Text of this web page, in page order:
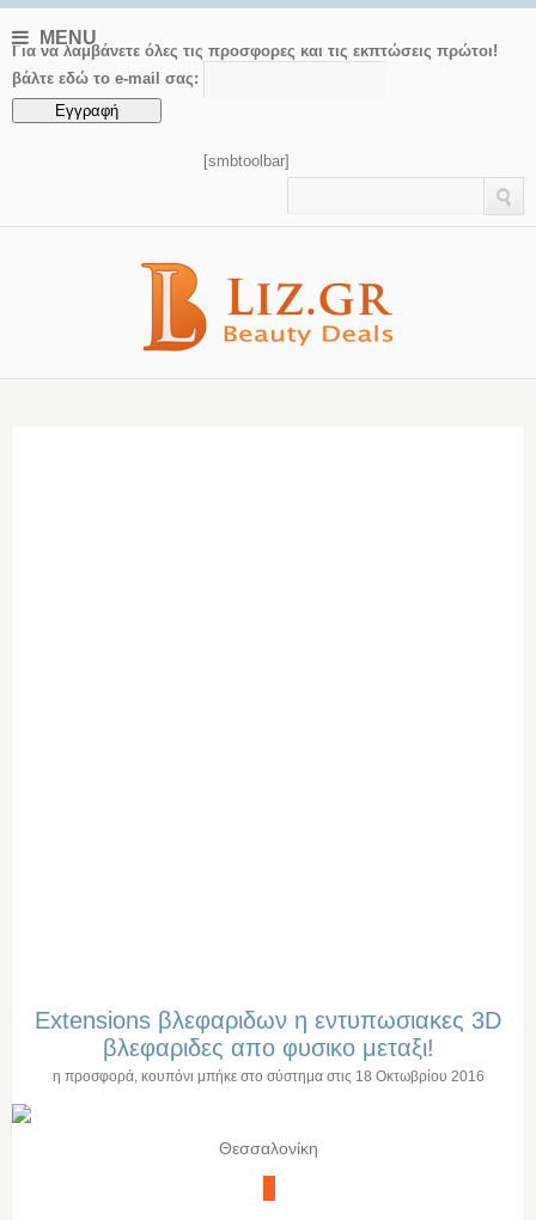
MENU
Για να λαμβάνετε όλες τις προσφορες και τις εκπτώσεις πρώτοι!
βάλτε εδώ το e-mail σας:
[smbtoolbar]
Extensions βλεφαριδων η εντυπωσιακες 3D
βλεφαριδες απο φυσικο μεταξι!
η προσφορά, κουπόνι μπήκε στο σύστημα στις 18 Οκτωβρίου 2016
Θεσσαλονίκη